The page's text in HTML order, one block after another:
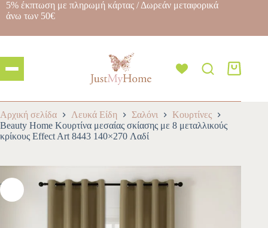
5% έκπτωση με πληρωμή κάρτας / Δωρεάν μεταφορικά
άνω των 50€
Αρχική σελίδα Λευκά Είδη Σαλόνι
Κουρτίνες
Beauty Home Κουρτίνα μεσαίας σκίασης με 8 μεταλλικούς
κρίκους Effect Art 8443 140×270 Λαδί
-10%